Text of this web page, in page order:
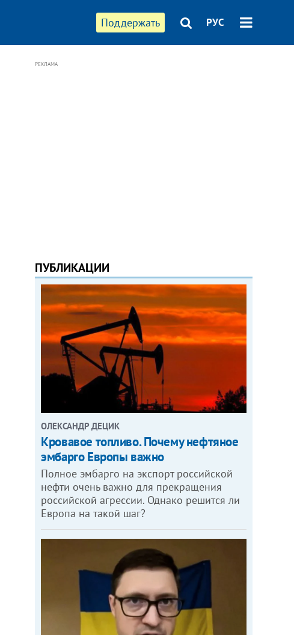
Поддержать РУС
РЕКЛАМА
ПУБЛИКАЦИИ
ОЛЕКСАНДР ДЕЦИК
Кровавое топливо. Почему нефтяное
эмбарго Европы важно
Полное эмбарго на экспорт российской
нефти очень важно для прекращения
российской агрессии. Однако решится ли
Европа на такой шаг?